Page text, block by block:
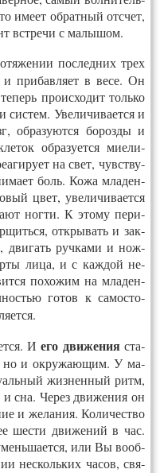
име­ет об­ратный отс­чет,
встре­чи с ма­лышом.
пос­ледних трех
при­бав­ля­ет в ве­се. Он
про­ис­хо­дит толь­ко
сис­тем. Уве­личи­ва­ет­ся и
об­ра­зу­ют­ся бо­роз­ды и
об­ра­зу­ет­ся ми­ели­
на свет, чувс­тву­
боль. Ко­жа мла­ден­
цвет, уве­личи­ва­ет­ся
ног­ти. К это­му пе­ри­
отк­ры­вать и зак­
дви­гать руч­ка­ми и нож­
ли­ца, и с каж­дой не­
по­хожим на мла­ден­
го­тов к са­мос­то­
Иего дви­женияста­
но и ок­ру­жа­ющим. У ма­
жиз­ненный ритм,
сна. Че­рез дви­жения он
и же­лания. Ко­личест­во
шес­ти дви­жений в час.
или Вы во­об­
нес­коль­ких ча­сов, свя­